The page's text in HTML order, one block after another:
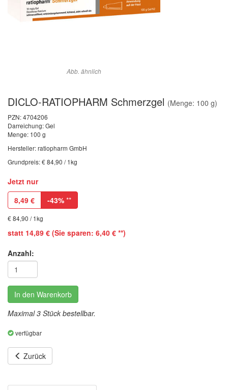
Abb. ähnlich
DICLO-RATIOPHARM Schmerzgel (Menge: 100 g)
PZN:4704206
Darreichung: Gel
Menge: 100 g
Hersteller: ratiopharm GmbH
Grundpreis: € 84,90 / 1kg
Jetzt nur
8,49 € -43% **
€ 84,90 / 1kg
statt 14,89 € (Sie sparen: 6,40 € **)
Anzahl:
In den Warenkorb
Maximal 3 Stück bestellbar.
verfügbar
Zurück